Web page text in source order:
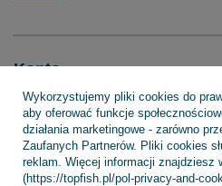
Konto
Regulaminy
Wykorzystujemy pliki cookies do
aby oferować funkcje
działania marketingowe - zarówno
Zaufanych Partnerów. Pliki cookies
reklam. Więcej informacji znajdziesz
(https://topfish.pl/pol-privacy-and-